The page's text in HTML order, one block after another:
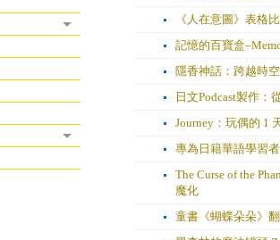
《人在意圖》表格
記憶的百寶盒
隱香神話：跨越時
日文Podcast製作
Journey：玩偶的 1
專為日籍華語學習
The Curse of the
魔化
童書《蝴蝶朵朵》